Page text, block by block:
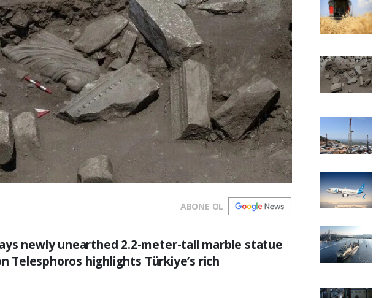
ABONE OL
newly unearthed 2.2-meter-tall marble statue
Telesphoros highlights Türkiye’s rich